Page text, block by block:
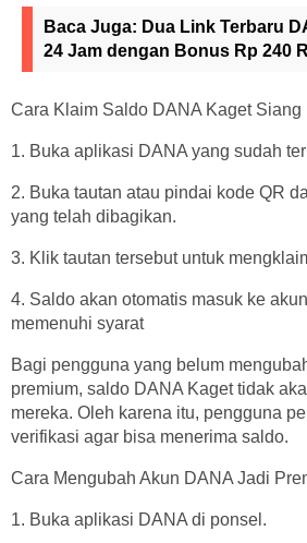
Baca Juga: Dua Link Terbaru
24 Jam dengan Bonus Rp 240
Cara Klaim Saldo DANA Kaget Siang
1. Buka aplikasi DANA yang sudah
2. Buka tautan atau pindai kode QR
yang telah dibagikan.
3. Klik tautan tersebut untuk
4. Saldo akan otomatis masuk ke
memenuhi syarat
Bagi pengguna yang belum
premium, saldo DANA Kaget tidak
mereka. Oleh karena itu, pengguna
verifikasi agar bisa menerima saldo.
Cara Mengubah Akun DANA Jadi
1. Buka aplikasi DANA di ponsel.